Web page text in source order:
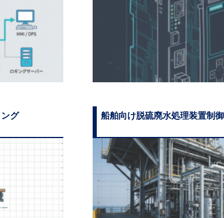
グ 船舶向け脱硫廃水処理装置制